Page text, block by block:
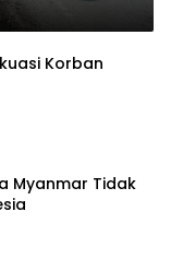
Korban
Myanmar Tidak